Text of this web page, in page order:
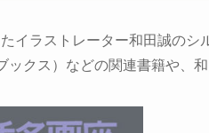
イラストレーター和田誠の
ックス）などの関連書籍や、